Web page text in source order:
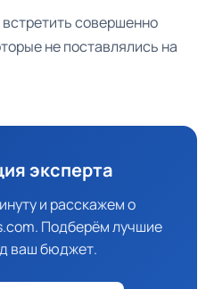
совершенно
не поставлялись на
эксперта
и расскажем о
Подберём лучшие
ваш бюджет.